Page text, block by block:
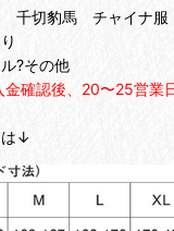
千切豹馬 チャイナ
?その他
金確認後、20〜25営業
は↓